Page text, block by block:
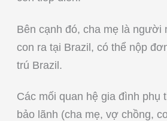
Bên cạnh đó, cha mẹ là người
con ra tại Brazil, có thể nộp
trú Brazil.
Các mối quan hệ gia đình phụ
bảo lãnh (cha mẹ, vợ chồng,